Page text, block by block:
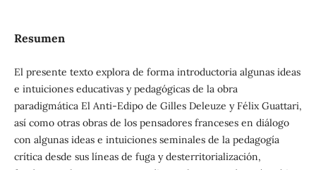
Resumen
El presente texto explora de forma introductoria algunas ideas
e intuiciones educativas y pedagógicas de la obra
paradigmática El Anti-Edipo de Gilles Deleuze y Félix Guattari,
así como otras obras de los pensadores franceses en diálogo
con algunas ideas e intuiciones seminales de la pedagogía
crítica desde sus líneas de fuga y desterritorialización,